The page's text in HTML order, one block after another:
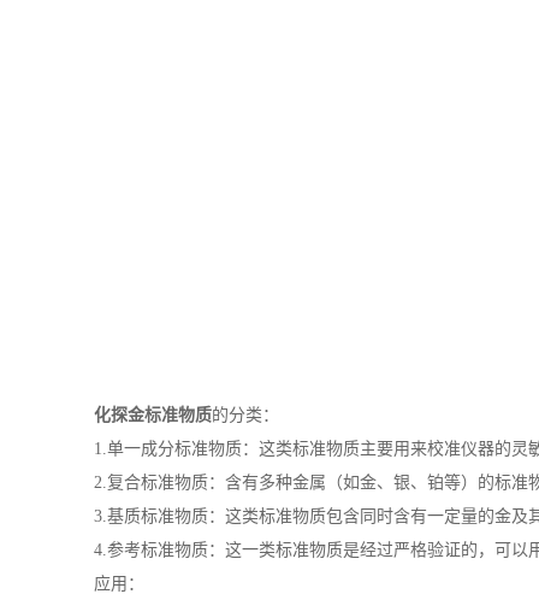
化探金标准物质的分类：
1.单一成分标准物质：这类标准物质主要用来校准仪器的灵
2.复合标准物质：含有多种金属（如金、银、铂等）的标准
3.基质标准物质：这类标准物质包含同时含有一定量的金及
4.参考标准物质：这一类标准物质是经过严格验证的，可以
应用：